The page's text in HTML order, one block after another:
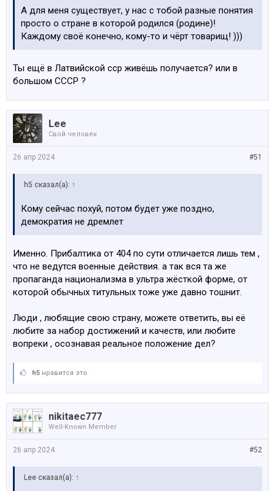
А для меня существует, у нас с тобой разные понятия
просто о стране в которой родился (родине)!
Каждому своё конечно, кому-то и чёрт товарищ! )))
Ты ещё в Латвийской сср живёшь получается? или в
большом СССР ?
Lee
Свой человек
#51
26 апр 2024
h5 сказал(а): ↑
Кому сейчас похуй, потом будет уже поздно,
демократия не дремлет
Именно. Прибалтика от 404 по сути отличается лишь тем ,
что не ведутся военные действия. а так вся та же
пропаганда национализма в ультра жёсткой форме, от
которой обычных титульных тоже уже давно тошнит.
Люди , любящие свою страну, можете ответить, вы её
любите за набор достижений и качеств, или любите
вопреки , осознавая реальное положение дел?
h5 нравится это.
nikitaec777
Well-Known Member
#52
26 апр 2024
Lee сказал(а): ↑